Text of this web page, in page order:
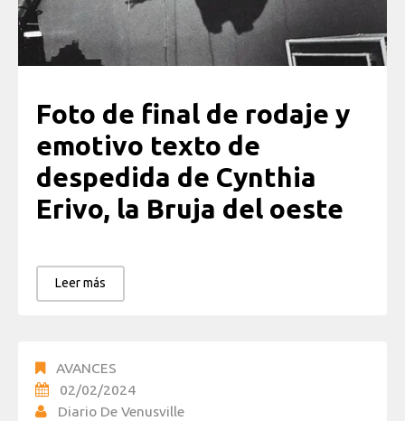
Foto de final de rodaje y
emotivo texto de
despedida de Cynthia
Erivo, la Bruja del oeste
Leer más
AVANCES
02/02/2024
Diario De Venusville